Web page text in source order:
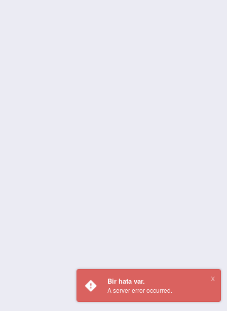
Bir hata var.
A server error occurred.